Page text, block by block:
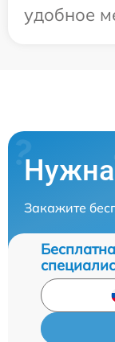
удобное
Нужна
Закажите